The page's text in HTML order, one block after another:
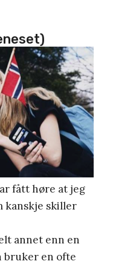
fått høre at jeg
kanskje skiller
annet enn en
bruker en ofte